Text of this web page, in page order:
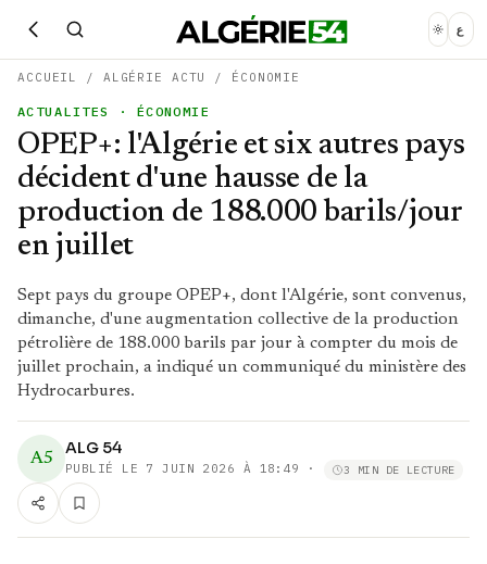
ع
ACCUEIL / ALGÉRIE ACTU / ÉCONOMIE
ACTUALITES · ÉCONOMIE
OPEP+: l'Algérie et six autres pays
décident d'une hausse de la
production de 188.000 barils/jour
en juillet
Sept pays du groupe OPEP+, dont l'Algérie, sont convenus,
dimanche, d'une augmentation collective de la production
pétrolière de 188.000 barils par jour à compter du mois de
juillet prochain, a indiqué un communiqué du ministère des
Hydrocarbures.
A5
ALG 54
PUBLIÉ LE 7 JUIN 2026 À 18:49 · 3 MIN DE LECTURE